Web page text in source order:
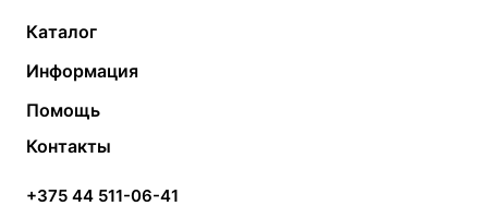
Каталог
Твердотопливные котлы
Электрические котлы
Банные печи
Камины и печи
Теплый пол
Радиаторы
Насосы
Дымоходы
Информация
Контакты
Статьи
Акции
Помощь
Монтаж систем отопления
Контакты
+375 44 511-06-41